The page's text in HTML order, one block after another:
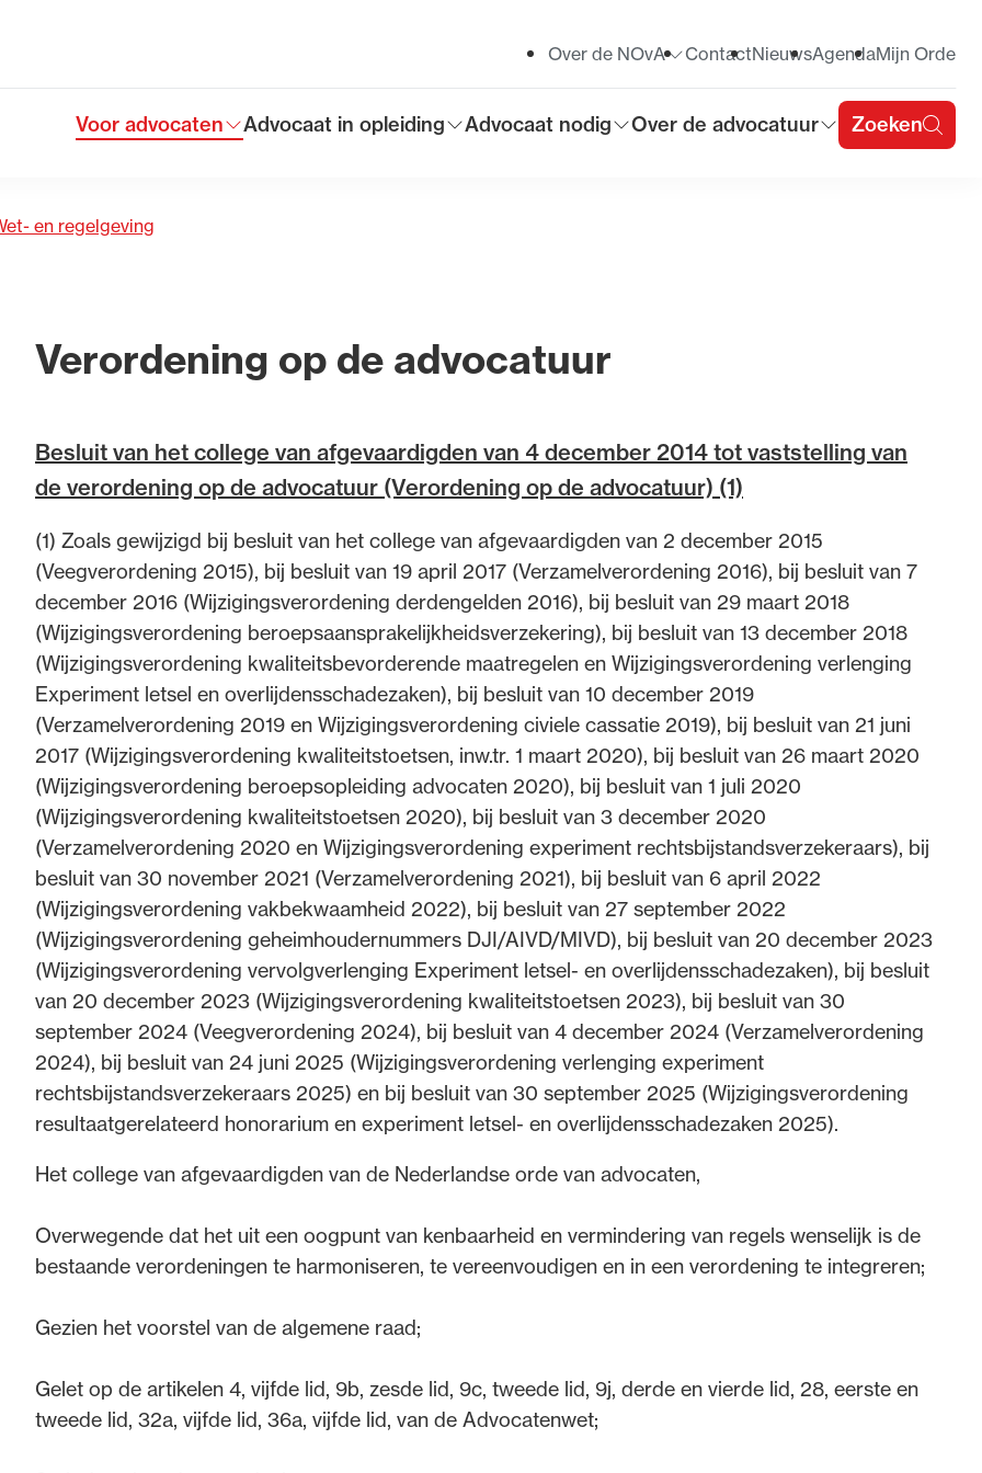
Toon submenu voor
Voor advocaten
Toon submenu voor
Advocaat in opleiding
Toon submenu voor
Advocaat nodig
Toon submenu voor
Over de advocatuur Zoeken
Toon submenu voor
Over de NOvA ContactNieuwsAgendaMijn Orde
en regelgeving
Verordening op de advocatuur
Besluit van het college van afgevaardigden van 4 december 2014 tot vaststelling van
de verordening op de advocatuur (Verordening op de advocatuur) (1)
(1) Zoals gewijzigd bij besluit van het college van afgevaardigden van 2 december 2015
(Veegverordening 2015), bij besluit van 19 april 2017 (Verzamelverordening 2016), bij besluit van 7
december 2016 (Wijzigingsverordening derdengelden 2016), bij besluit van 29 maart 2018
(Wijzigingsverordening beroepsaansprakelijkheidsverzekering), bij besluit van 13 december 2018
(Wijzigingsverordening kwaliteitsbevorderende maatregelen en Wijzigingsverordening verlenging
Experiment letsel en overlijdensschadezaken), bij besluit van 10 december 2019
(Verzamelverordening 2019 en Wijzigingsverordening civiele cassatie 2019), bij besluit van 21 juni
2017 (Wijzigingsverordening kwaliteitstoetsen, inw.tr. 1 maart 2020), bij besluit van 26 maart 2020
(Wijzigingsverordening beroepsopleiding advocaten 2020), bij besluit van 1 juli 2020
(Wijzigingsverordening kwaliteitstoetsen 2020), bij besluit van 3 december 2020
(Verzamelverordening 2020 en Wijzigingsverordening experiment rechtsbijstandsverzekeraars), bij
besluit van 30 november 2021 (Verzamelverordening 2021), bij besluit van 6 april 2022
(Wijzigingsverordening vakbekwaamheid 2022), bij besluit van 27 september 2022
(Wijzigingsverordening geheimhoudernummers DJI/AIVD/MIVD), bij besluit van 20 december 2023
(Wijzigingsverordening vervolgverlenging Experiment letsel- en overlijdensschadezaken), bij besluit
van 20 december 2023 (Wijzigingsverordening kwaliteitstoetsen 2023), bij besluit van 30
september 2024 (Veegverordening 2024), bij besluit van 4 december 2024 (Verzamelverordening
2024), bij besluit van 24 juni 2025 (Wijzigingsverordening verlenging experiment
rechtsbijstandsverzekeraars 2025) en bij besluit van 30 september 2025 (Wijzigingsverordening
resultaatgerelateerd honorarium en experiment letsel- en overlijdensschadezaken 2025).
Het college van afgevaardigden van de Nederlandse orde van advocaten,
Overwegende dat het uit een oogpunt van kenbaarheid en vermindering van regels wenselijk is de
bestaande verordeningen te harmoniseren, te vereenvoudigen en in een verordening te integreren;
Gezien het voorstel van de algemene raad;
Gelet op de artikelen 4, vijfde lid, 9b, zesde lid, 9c, tweede lid, 9j, derde en vierde lid, 28, eerste en
tweede lid, 32a, vijfde lid, 36a, vijfde lid, van de Advocatenwet;
advocatuur. Van de
op de advocatuur
(Roda).
Ondersteuning voor advocaten bij hun
beroepsuitoefening: van de advocatenpas tot het
rechtsgebiedenregister en geheimhoudernummers.